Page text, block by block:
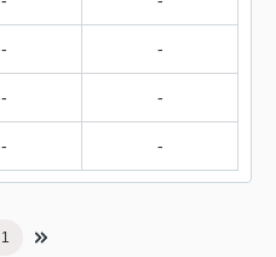
- -
- -
- -
1